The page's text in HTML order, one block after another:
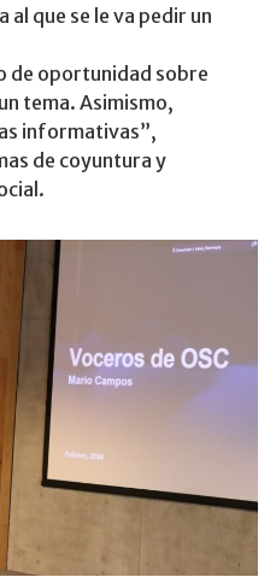
que se le va pedir un
de oportunidad sobre
tema. Asimismo,
informativas”,
de coyuntura y